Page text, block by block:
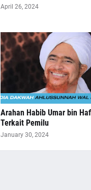
April 26, 2024
Arahan Habib Umar bin
Terkait Pemilu
January 30, 2024